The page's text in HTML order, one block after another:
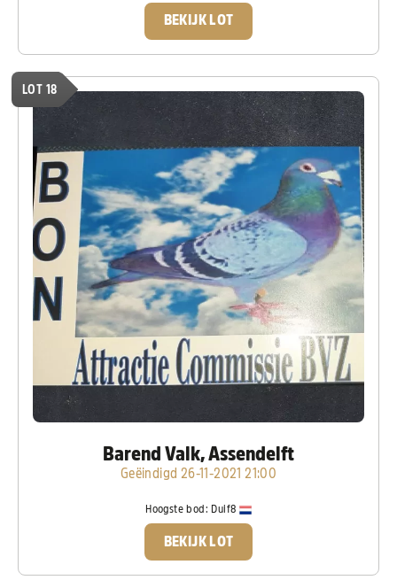
BEKIJK LOT
LOT 18
Barend Valk, Assendelft
Geëindigd 26-11-2021 21:00
Hoogste bod: Duif8
BEKIJK LOT